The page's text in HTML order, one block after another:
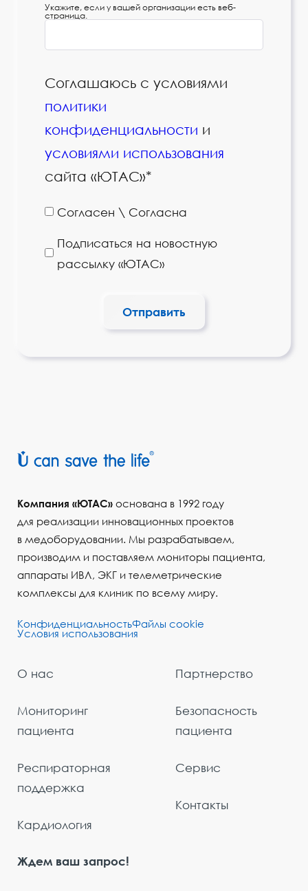
Укажите, если у вашей организации есть веб-
страница.
Соглашаюсь с условиями
политики
конфиденциальности и
условиями использования
сайта «ЮТАС»*
Согласен \ Согласна
Подписаться на новостную
рассылку «ЮТАС»
Отправить
Компания «ЮТАС»основана в 1992 году
для реализации инновационных проектов
в медоборудовании. Мы разрабатываем,
производим и поставляем мониторы пациента,
аппараты ИВЛ, ЭКГ и телеметрические
комплексы для клиник по всему миру.
КонфиденциальностьФайлы cookie
Условия использования
О нас
Мониторинг
пациента
Респираторная
поддержка
Кардиология
Партнерство
Безопасность
пациента
Сервис
Контакты
Ждем ваш запрос!